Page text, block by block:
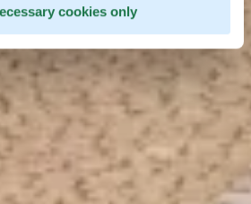
cookies only